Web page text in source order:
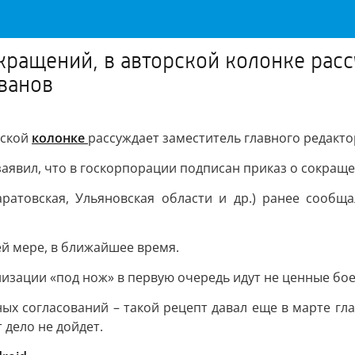
в авторской колонке
колонке рассуждает заместитель главного
что в госкорпорации подписан приказ о
Ульяновская области и др.) ранее
мере, в ближайшее время.
«под нож» в первую очередь идут не ценные
– такой рецепт давал еще в марте
дело не дойдет.